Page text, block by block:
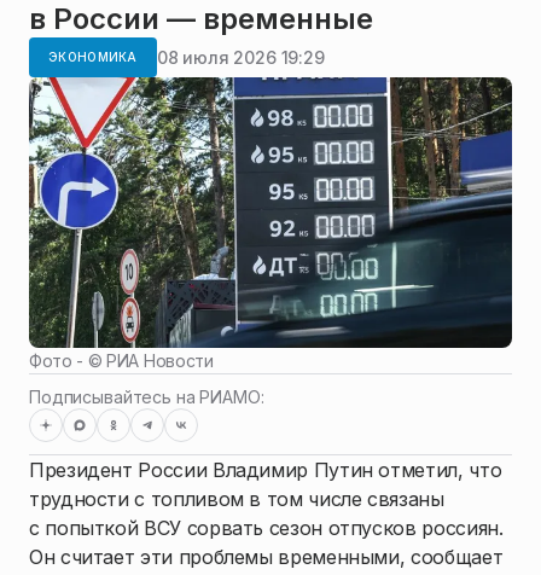
в России — временные
ЭКОНОМИКА 08 июля 2026 19:29
Фото - ©РИА Новости
Подписывайтесь на РИАМО:
Президент России Владимир Путин отметил, что
трудности с топливом в том числе связаны
с попыткой ВСУ сорвать сезон отпусков россиян.
Он считает эти проблемы временными, сообщает